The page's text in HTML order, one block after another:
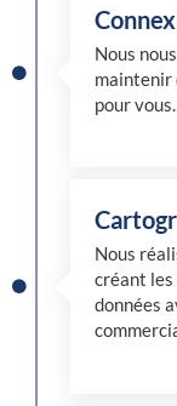
Nous
maintenir
pour vous.
Nous
créant
données